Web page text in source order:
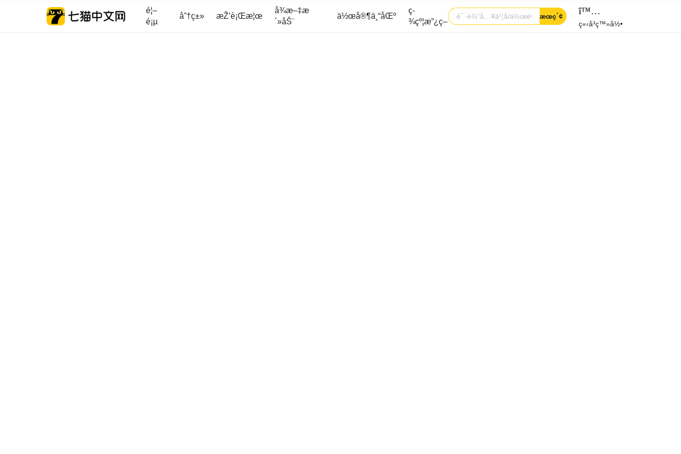
é¦–
é¡µ
åˆ†ç±» æŽ’è¡Œæ¦œ
å¾æ–‡æ
´»åŠ¨
ä½œå®¶ä¸“åŒº
ç­
¾çº¦æ”¿ç­–
æœç´¢
î™…
ç«‹å³ç™»å½•